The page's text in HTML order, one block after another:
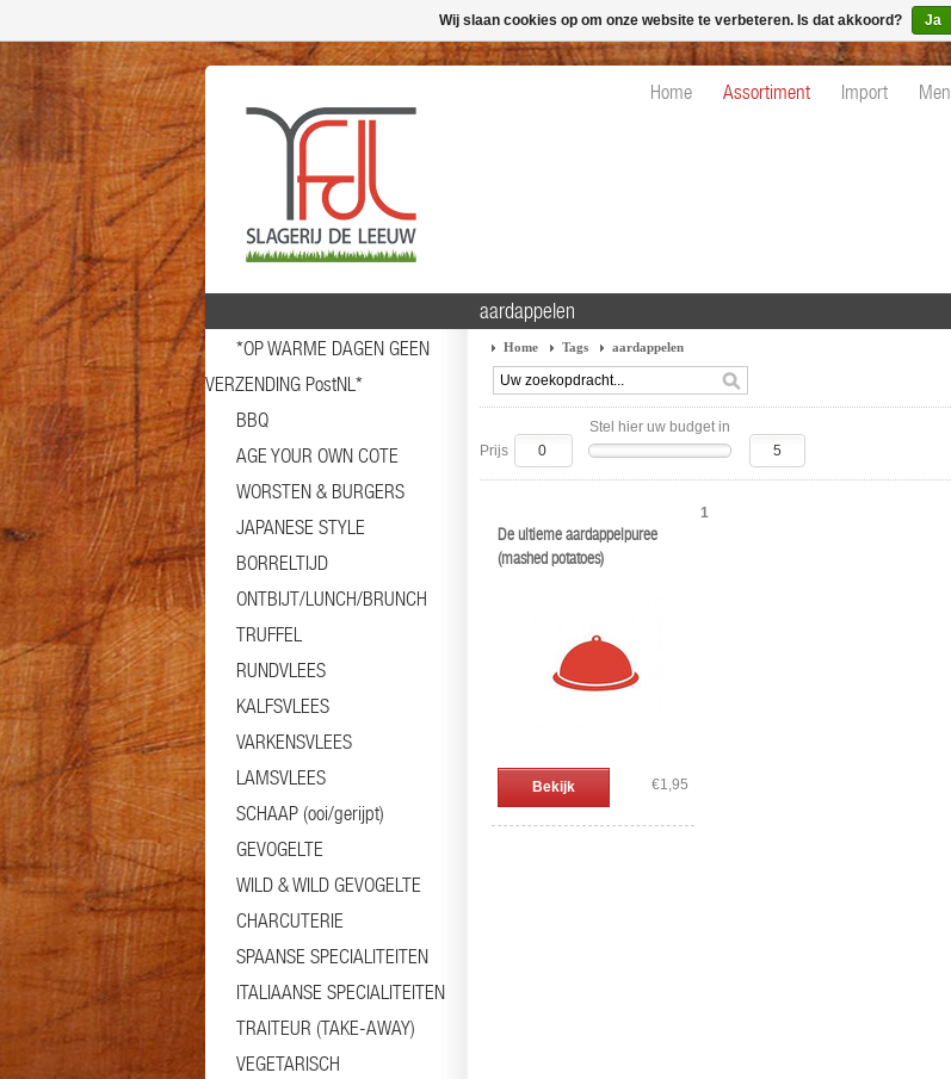
Home Assortiment Import
*OP WARME DAGEN GEEN
VERZENDING PostNL*
BBQ
AGE YOUR OWN COTE
WORSTEN & BURGERS
JAPANESE STYLE
BORRELTIJD
ONTBIJT/LUNCH/BRUNCH
TRUFFEL
RUNDVLEES
KALFSVLEES
VARKENSVLEES
LAMSVLEES
SCHAAP (ooi/gerijpt)
GEVOGELTE
WILD & WILD GEVOGELTE
CHARCUTERIE
SPAANSE SPECIALITEITEN
ITALIAANSE SPECIALITEITEN
TRAITEUR (TAKE-AWAY)
VEGETARISCH
aardappelen
Home Tags aardappelen
Stel hier uw budget in
Prijs
De ultieme aardappelpuree
(mashed potatoes)
Bekijk €1,95
1
Wij slaan cookies op om onze website te verbeteren. Is dat akkoord? Ja